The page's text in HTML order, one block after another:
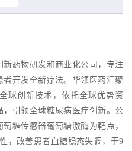
药物研发和商业化公司，专注
开发全新疗法。华领医药汇聚
球创新技术，依托全球优势资
引领全球糖尿病医疗创新。公
糖传感器葡萄糖激酶为靶点，
，改善患者血糖稳态失调，于9